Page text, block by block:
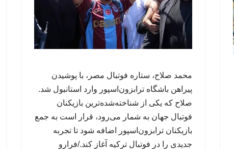
محمد صلاح، ستاره فوتبال مصر، با پوشیدن
پیراهن باشگاه ترابزون‌اسپور وارد استانبول شد.
صلاح که یکی از شناخته‌شده‌ترین بازیکنان
فوتبال جهان به شمار می‌رود، قرار است به جمع
بازیکنان ترابزون‌اسپور اضافه شود تا تجربه
جدیدی را در فوتبال ترکیه آغاز کند./فرارو